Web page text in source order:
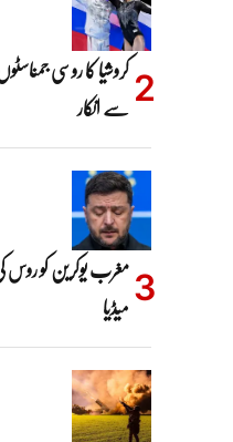
کروشیا کا روسی
سے انکار
مغرب یوکرین کو روس
میڈیا